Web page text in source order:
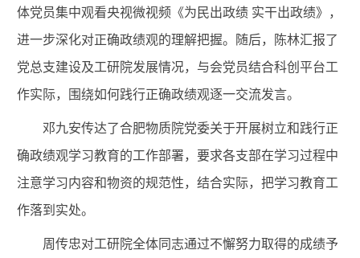
体党员集中观看央视微视频《为民出政绩 实干出政绩》，
进一步深化对正确政绩观的理解把握。随后，陈林汇报了
党总支建设及工研院发展情况，与会党员结合科创平台工
作实际，围绕如何践行正确政绩观逐一交流发言。
邓九安传达了合肥物质院党委关于开展树立和践行正
确政绩观学习教育的工作部署，要求各支部在学习过程中
注意学习内容和物资的规范性，结合实际，把学习教育工
作落到实处。
周传忠对工研院全体同志通过不懈努力取得的成绩予